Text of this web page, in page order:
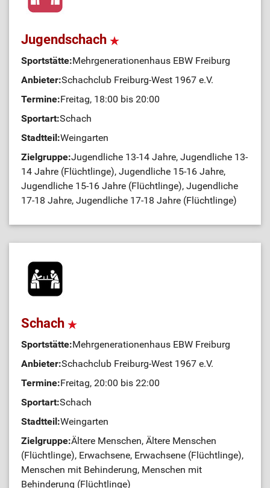
Jugendschach
Sportstätte:Mehrgenerationenhaus EBW Freiburg
Anbieter:Schachclub Freiburg-West 1967 e.V.
Termine:Freitag, 18:00 bis 20:00
Sportart:Schach
Stadtteil:Weingarten
Zielgruppe:Jugendliche 13-14 Jahre, Jugendliche 13-
14 Jahre (Flüchtlinge), Jugendliche 15-16 Jahre,
Jugendliche 15-16 Jahre (Flüchtlinge), Jugendliche
17-18 Jahre, Jugendliche 17-18 Jahre (Flüchtlinge)
Schach
Sportstätte:Mehrgenerationenhaus EBW Freiburg
Anbieter:Schachclub Freiburg-West 1967 e.V.
Termine:Freitag, 20:00 bis 22:00
Sportart:Schach
Stadtteil:Weingarten
Zielgruppe:Ältere Menschen, Ältere Menschen
(Flüchtlinge), Erwachsene, Erwachsene (Flüchtlinge),
Menschen mit Behinderung, Menschen mit
Behinderung (Flüchtlinge)